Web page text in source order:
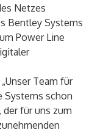
Netzes
Bentley Systems
Power Line
Team für
Systems schon
der für uns zum